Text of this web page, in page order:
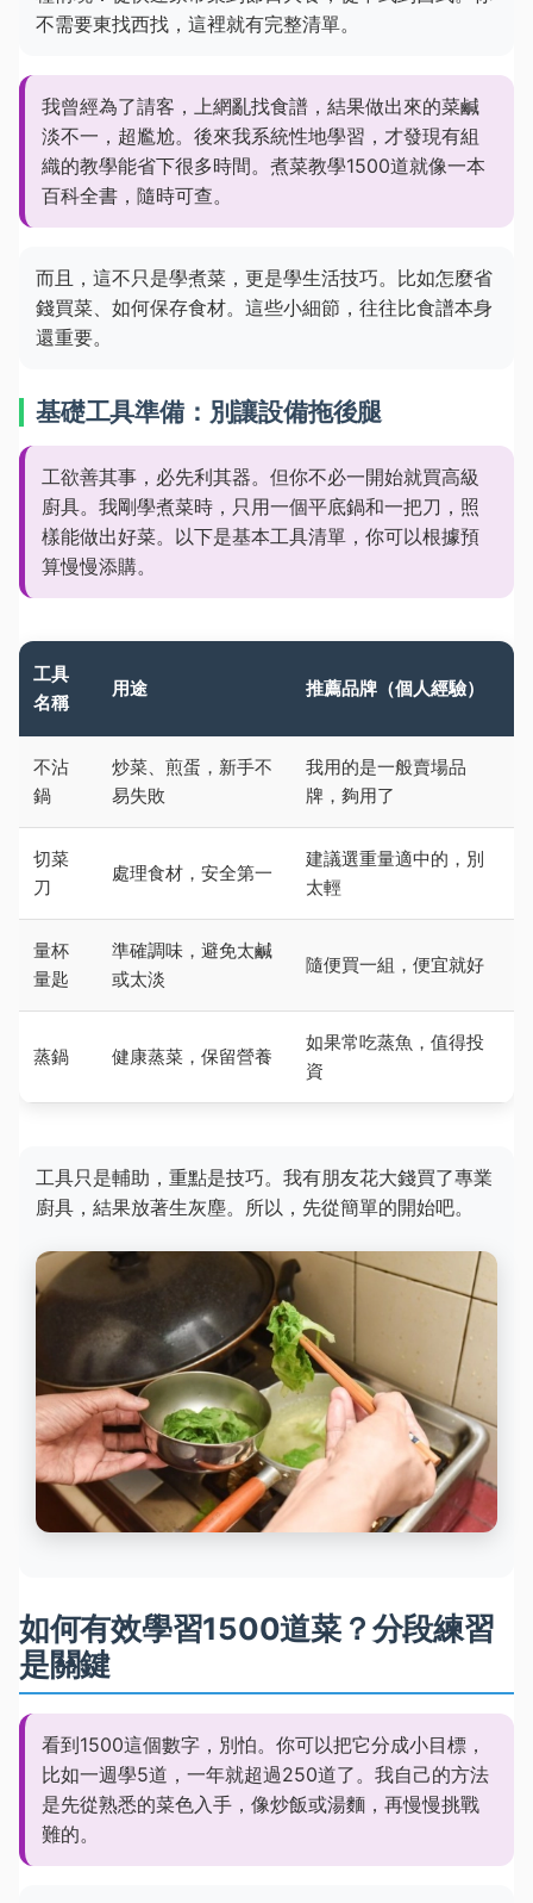
不需要東找西找，這裡就有完整清單。
我曾經為了請客，上網亂找食譜，結果做出來的菜鹹
淡不一，超尷尬。後來我系統性地學習，才發現有組
織的教學能省下很多時間。煮菜教學1500道就像一本
百科全書，隨時可查。
而且，這不只是學煮菜，更是學生活技巧。比如怎麼省
錢買菜、如何保存食材。這些小細節，往往比食譜本身
還重要。
基礎工具準備：別讓設備拖後腿
工欲善其事，必先利其器。但你不必一開始就買高級
廚具。我剛學煮菜時，只用一個平底鍋和一把刀，照
樣能做出好菜。以下是基本工具清單，你可以根據預
算慢慢添購。
工具
名稱
用途 推薦品牌（個人經驗）
不沾
鍋
炒菜、煎蛋，新手不
易失敗
我用的是一般賣場品
牌，夠用了
切菜
刀
處理食材，安全第一
建議選重量適中的，別
太輕
量杯
量匙
準確調味，避免太鹹
或太淡
隨便買一組，便宜就好
蒸鍋 健康蒸菜，保留營養
如果常吃蒸魚，值得投
資
工具只是輔助，重點是技巧。我有朋友花大錢買了專業
廚具，結果放著生灰塵。所以，先從簡單的開始吧。
如何有效學習1500道菜？分段練習
是關鍵
看到1500這個數字，別怕。你可以把它分成小目標，
比如一週學5道，一年就超過250道了。我自己的方法
是先從熟悉的菜色入手，像炒飯或湯麵，再慢慢挑戰
難的。